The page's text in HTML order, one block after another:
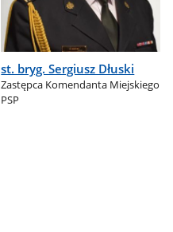
st. bryg. Sergiusz Dłuski
Zastępca Komendanta Miejskiego
PSP